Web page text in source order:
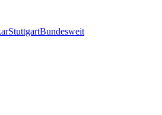
StuttgartBundesweit